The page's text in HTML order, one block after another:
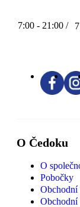
7:00 - 21:00 /
O Čedoku
O
Pobočky
Obchodní